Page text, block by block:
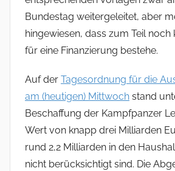
Bundestag weitergeleitet, aber
hingewiesen, dass zum Teil noch
für eine Finanzierung bestehe.
Auf der Tagesordnung für die
am (heutigen) Mittwoch stand
Beschaffung der Kampfpanzer
Wert von knapp drei Milliarden
rund 2,2 Milliarden in den
nicht berücksichtigt sind. Die